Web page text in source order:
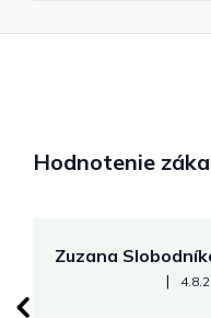
Hodnotenie
Zuzana
Hodnotenie |